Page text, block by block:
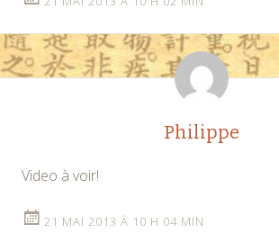
Philippe
Video à voir!
21 MAI 2013 À 10 H 04 MIN